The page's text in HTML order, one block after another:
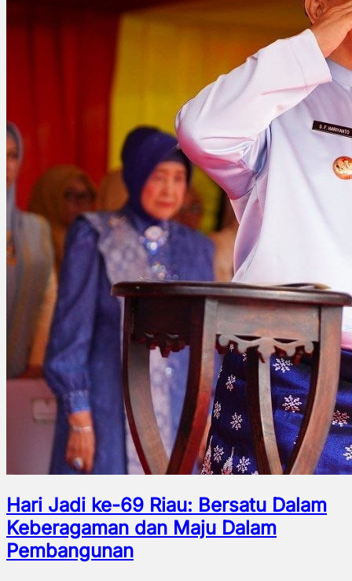
Hari Jadi ke-69 Riau: Bersatu Dalam
Keberagaman dan Maju Dalam
Pembangunan